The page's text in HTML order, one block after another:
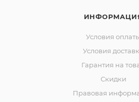
Условия
Условия
Гарантия на
Скидки
Правовая